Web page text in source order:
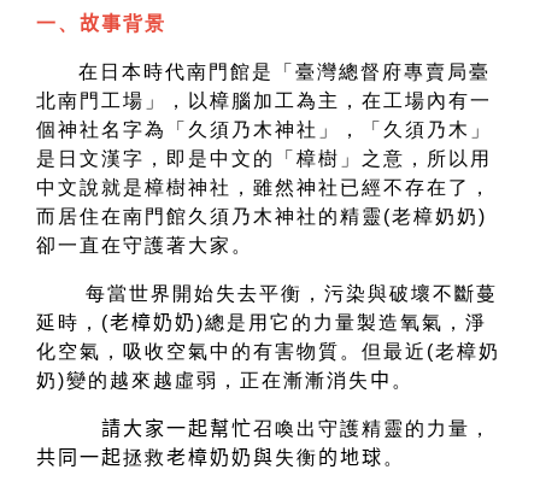
一、 故事背景
在日本時代南門館是「臺灣總督府專賣局臺
北南門工場」，以樟腦加工為主，在工場內有一
個神社名字為「久須乃木神社」，
「久須乃木」
是日文漢字，即是中文的「樟樹」之意，所以用
中文說就是樟樹神社， 雖然神社已經不存在了，
而居住在南門館久須乃木神社的精靈(老樟奶奶)
卻一直在守護著大家。
每當世界開始失去平衡，污染與破壞不斷蔓
延時，(老樟奶奶)總是用它的力量製造氧氣，淨
化空氣，吸收空氣中的有害物質。但最近(老樟奶
奶)變的越來越虛弱，正在漸漸消失 中 。
請大家一起幫忙召喚出守護精靈的力量，
共同一起拯救老樟奶奶與失衡的地球 。